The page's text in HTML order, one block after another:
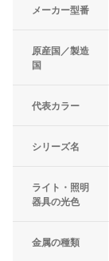
メーカー型番
原産国／製造
国
代表カラー
シリーズ名
ライト・照明
器具の光色
金属の種類